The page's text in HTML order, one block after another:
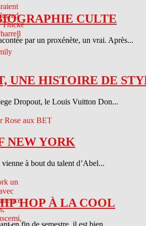
CULTE
par un proxénète, un vrai. Après...
UNE HISTOIRE DE
Dropout, le Louis Vuitton Don...
NEW YORK
à bout du talent d’Abel...
HOP À LA COOL